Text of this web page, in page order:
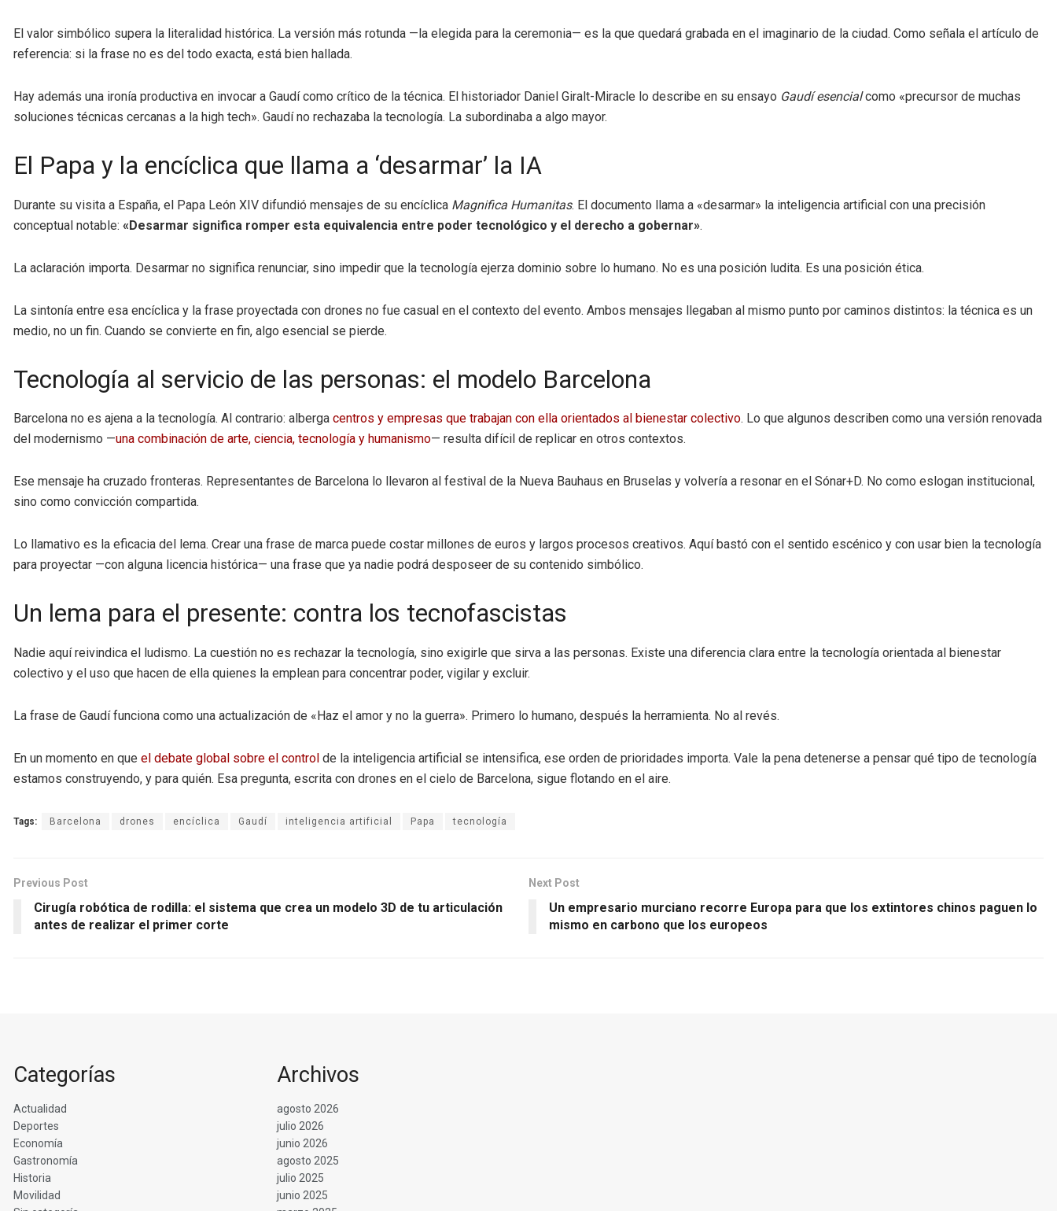
El valor simbólico supera la literalidad histórica. La versión más rotunda —la elegida para la ceremonia— es la que quedará grabada en el imaginario de la ciudad. Como señala el artículo de
referencia: si la frase no es del todo exacta, está bien hallada.
Hay además una ironía productiva en invocar a Gaudí como crítico de la técnica. El historiador Daniel Giralt-Miracle lo describe en su ensayo Gaudí esencialcomo «precursor de muchas
soluciones técnicas cercanas a la high tech». Gaudí no rechazaba la tecnología. La subordinaba a algo mayor.
El Papa y la encíclica que llama a ‘desarmar’ la IA
Durante su visita a España, el Papa León XIV difundió mensajes de su encíclica Magnifica Humanitas. El documento llama a «desarmar» la inteligencia artificial con una precisión
conceptual notable: «Desarmar significa romper esta equivalencia entre poder tecnológico y el derecho a gobernar».
La aclaración importa. Desarmar no significa renunciar, sino impedir que la tecnología ejerza dominio sobre lo humano. No es una posición ludita. Es una posición ética.
La sintonía entre esa encíclica y la frase proyectada con drones no fue casual en el contexto del evento. Ambos mensajes llegaban al mismo punto por caminos distintos: la técnica es un
medio, no un fin. Cuando se convierte en fin, algo esencial se pierde.
Tecnología al servicio de las personas: el modelo Barcelona
Barcelona no es ajena a la tecnología. Al contrario: alberga centros y empresas que trabajan con ella orientados al bienestar colectivo. Lo que algunos describen como una versión renovada
del modernismo —una combinación de arte, ciencia, tecnología y humanismo— resulta difícil de replicar en otros contextos.
Ese mensaje ha cruzado fronteras. Representantes de Barcelona lo llevaron al festival de la Nueva Bauhaus en Bruselas y volvería a resonar en el Sónar+D. No como eslogan institucional,
sino como convicción compartida.
Lo llamativo es la eficacia del lema. Crear una frase de marca puede costar millones de euros y largos procesos creativos. Aquí bastó con el sentido escénico y con usar bien la tecnología
para proyectar —con alguna licencia histórica— una frase que ya nadie podrá desposeer de su contenido simbólico.
Un lema para el presente: contra los tecnofascistas
Nadie aquí reivindica el ludismo. La cuestión no es rechazar la tecnología, sino exigirle que sirva a las personas. Existe una diferencia clara entre la tecnología orientada al bienestar
colectivo y el uso que hacen de ella quienes la emplean para concentrar poder, vigilar y excluir.
La frase de Gaudí funciona como una actualización de «Haz el amor y no la guerra». Primero lo humano, después la herramienta. No al revés.
En un momento en que el debate global sobre el control de la inteligencia artificial se intensifica, ese orden de prioridades importa. Vale la pena detenerse a pensar qué tipo de tecnología
estamos construyendo, y para quién. Esa pregunta, escrita con drones en el cielo de Barcelona, sigue flotando en el aire.
Tags: Barcelona drones encíclica Gaudí inteligencia artificial Papa tecnología
Previous Post
Cirugía robótica de rodilla: el sistema que crea un modelo 3D de tu articulación
antes de realizar el primer corte
Next Post
Un empresario murciano recorre Europa para que los extintores chinos paguen lo
mismo en carbono que los europeos
Categorías
Actualidad
Deportes
Economía
Gastronomía
Historia
Movilidad
Archivos
agosto 2026
julio 2026
junio 2026
agosto 2025
julio 2025
junio 2025